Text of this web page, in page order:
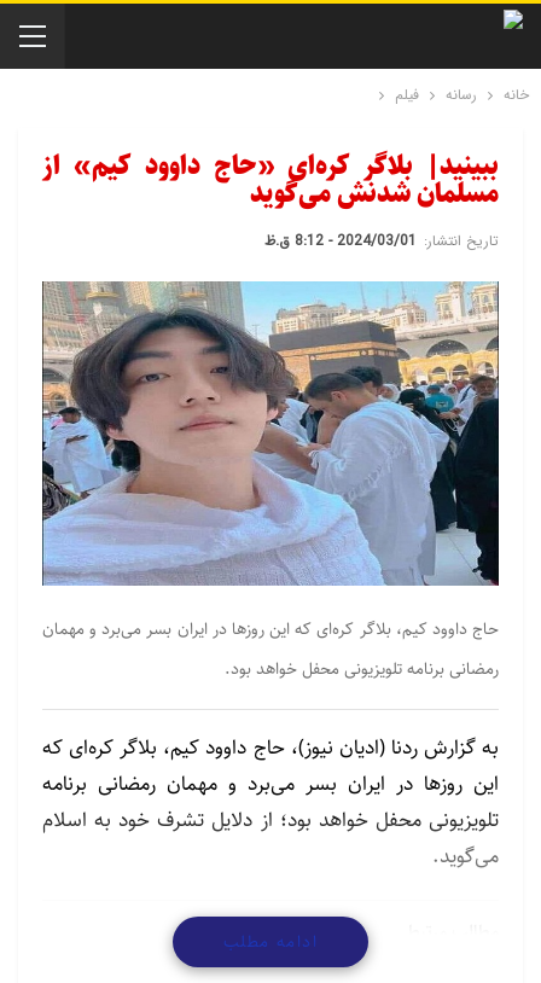
خانه رسانه فیلم
ببینید| بلاگر کره‌ای «حاج داوود کیم» از
مسلمان شدنش می‌گوید
تاریخ انتشار: 2024/03/01 - 8:12 ق.ظ
حاج داوود کیم، بلاگر کره‌ای که این‌ روزها در ایران بسر می‌برد و مهمان
رمضانی برنامه تلویزیونی محفل خواهد بود.
به گزارش ردنا (ادیان نیوز)، حاج داوود کیم، بلاگر کره‌ای که
این‌ روزها در ایران بسر می‌برد و مهمان رمضانی برنامه
تلویزیونی محفل خواهد بود؛ از دلایل تشرف خود به اسلام
می‌گوید.
ادامه مطلب